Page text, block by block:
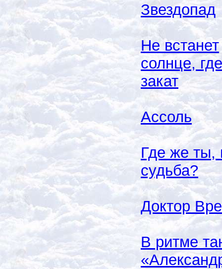
Звездопад
Не встанет
солнце, где
закат
Ассоль
Где же ты,
судьба?
Доктор
В ритме